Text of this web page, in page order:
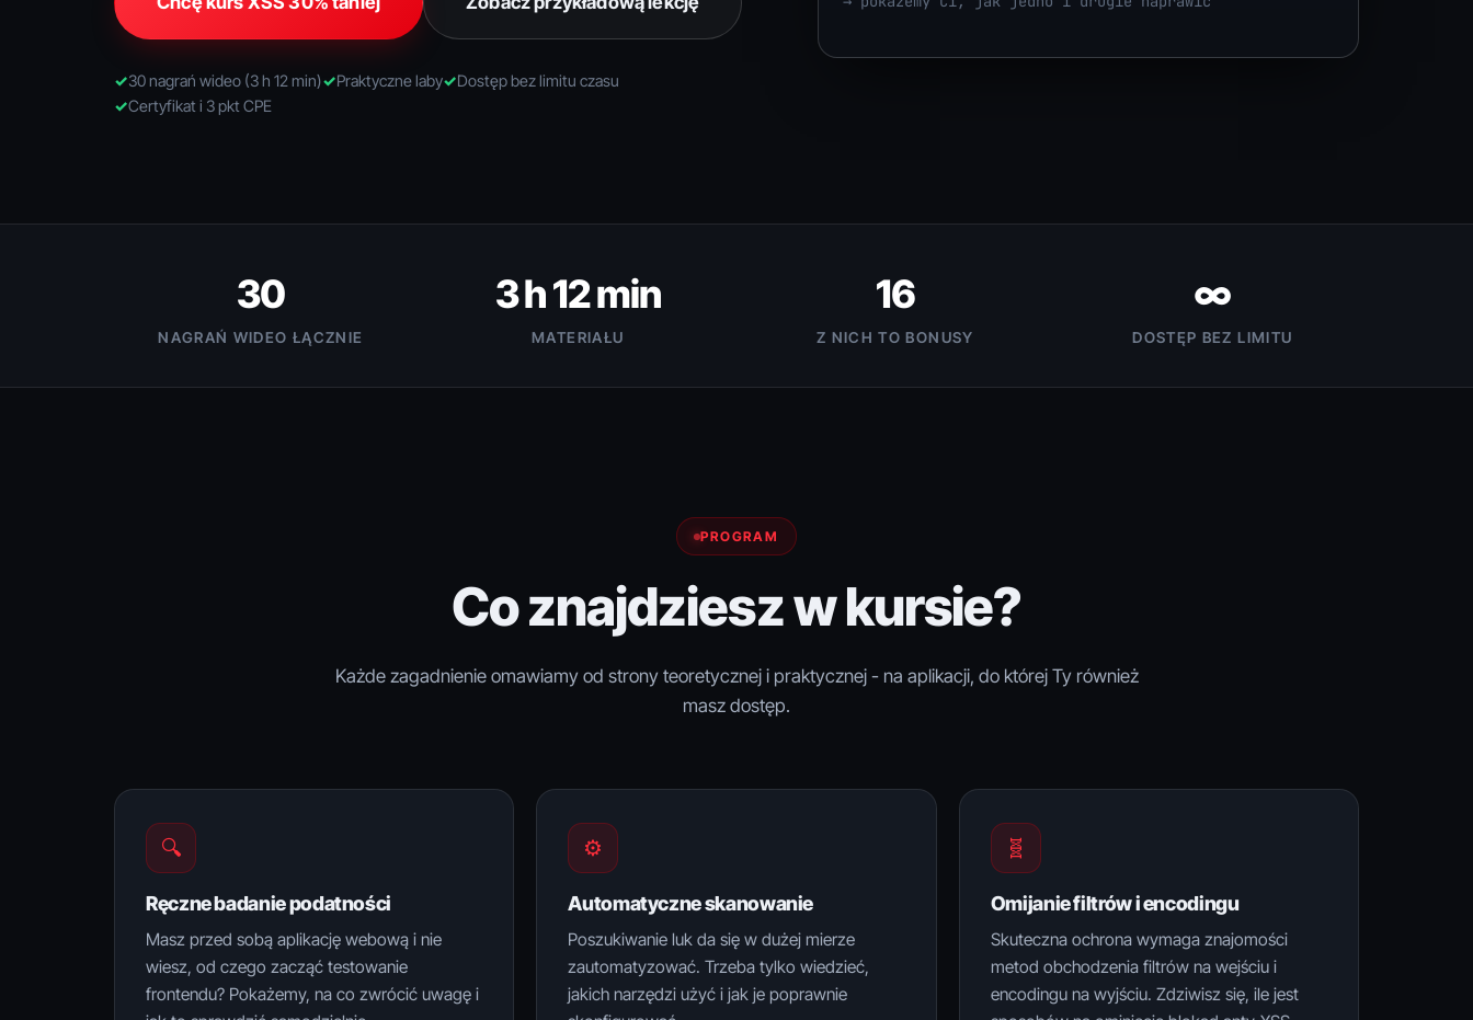
30 nagrań wideo (3 h 12 min) Praktyczne laby
Dostęp bez limitu czasu
Certyfikat i 3 pkt CPE
30
NAGRAŃ WIDEO ŁĄCZNIE
3 h 12 min
MATERIAŁU
16
Z NICH TO BONUSY
∞
DOSTĘP BEZ LIMITU
PROGRAM
Co znajdziesz w kursie?
Każde zagadnienie omawiamy od strony teoretycznej i praktycznej - na aplikacji, do której Ty również
masz dostęp.
🔍
Ręczne badanie podatności
Masz przed sobą aplikację webową i nie
wiesz, od czego zacząć testowanie
frontendu? Pokażemy, na co zwrócić uwagę i
⚙️
Automatyczne skanowanie
Poszukiwanie luk da się w dużej mierze
zautomatyzować. Trzeba tylko wiedzieć,
jakich narzędzi użyć i jak je poprawnie
🧬
Omijanie filtrów i encodingu
Skuteczna ochrona wymaga znajomości
metod obchodzenia filtrów na wejściu i
encodingu na wyjściu. Zdziwisz się, ile jest